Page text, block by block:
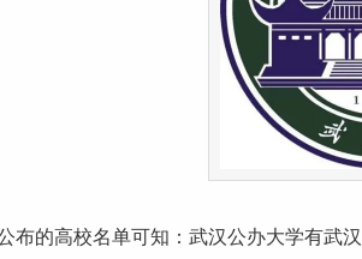
布的高校名单可知：武汉公办大学有武